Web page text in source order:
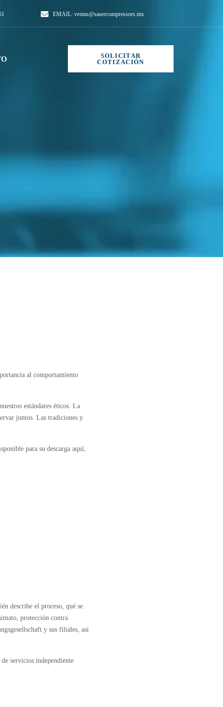
EMAIL:ventas@sauercompressors.mx
SOLICITAR
COTIZACIÓN
al comportamiento
estándares éticos. La
juntos. Las tradiciones y
para su descarga aquí,
describe el proceso, qué se
protección contra
y sus filiales, así
servicios independiente